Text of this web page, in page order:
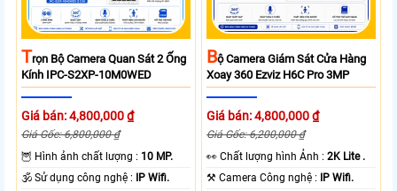
TRọn Bộ Camera Quan Sát 2 Ống
Kính IPC-S2XP-10M0WED
Giá bán: 4,800,000 ₫
Giá Gốc: 6,800,000 ₫
🦉 Hình ảnh chất lượng : 10 MP.
🕉️ Sử dụng công nghệ : IP Wifi.
BỘ Camera Giám Sát Cửa Hàng
Xoay 360 Ezviz H6C Pro 3MP
Giá bán: 4,800,000 ₫
Giá Gốc: 6,200,000 ₫
️👀 Chất lượng hình Ảnh :2K Lite .
⚒ Camera Công nghệ : IP Wifi.